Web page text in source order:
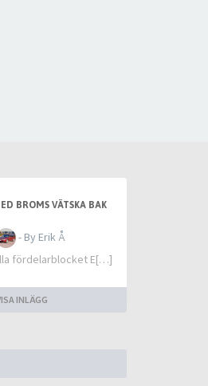
BROMS VÄTSKA BAK
- By Erik Å
fördelarblocket E[…]
INLÄGG